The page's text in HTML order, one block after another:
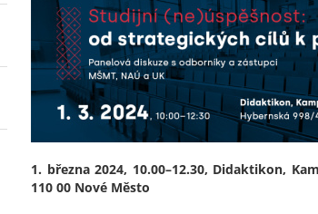
1. března 2024, 10.00–12.30, Didaktikon,
110 00 Nové Město